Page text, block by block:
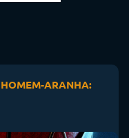
ARANHA: